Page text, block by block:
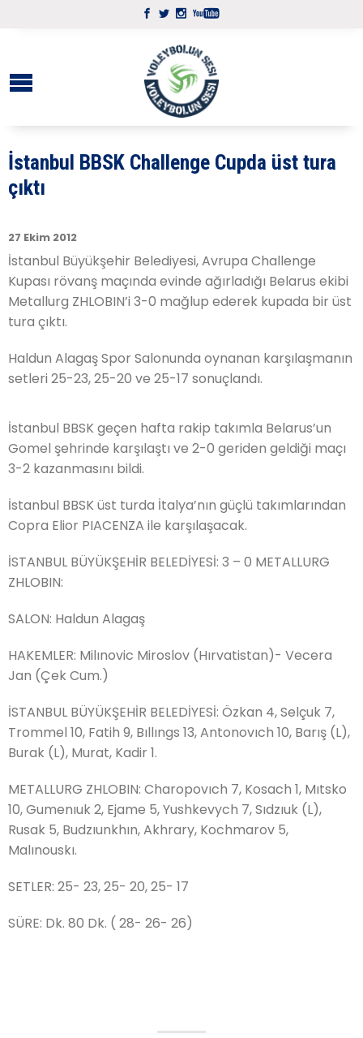
İstanbul BBSK Challenge Cupda üst tura
çıktı
27 Ekim 2012
İstanbul Büyükşehir Belediyesi, Avrupa Challenge
Kupası rövanş maçında evinde ağırladığı Belarus ekibi
Metallurg ZHLOBIN’i 3-0 mağlup ederek kupada bir üst
tura çıktı.
Haldun Alagaş Spor Salonunda oynanan karşılaşmanın
setleri 25-23, 25-20 ve 25-17 sonuçlandı.
İstanbul BBSK geçen hafta rakip takımla Belarus’un
Gomel şehrinde karşılaştı ve 2-0 geriden geldiği maçı
3-2 kazanmasını bildi.
İstanbul BBSK üst turda İtalya’nın güçlü takımlarından
Copra Elior PIACENZA ile karşılaşacak.
İSTANBUL BÜYÜKŞEHİR BELEDİYESİ: 3 – 0 METALLURG
ZHLOBIN:
SALON: Haldun Alagaş
HAKEMLER: Milınovic Miroslov (Hırvatistan)- Vecera
Jan (Çek Cum.)
İSTANBUL BÜYÜKŞEHİR BELEDİYESİ: Özkan 4, Selçuk 7,
Trommel 10, Fatih 9, Bıllıngs 13, Antonovıch 10, Barış (L),
Burak (L), Murat, Kadir 1.
METALLURG ZHLOBIN: Charopovıch 7, Kosach 1, Mıtsko
10, Gumenıuk 2, Ejame 5, Yushkevych 7, Sıdzıuk (L),
Rusak 5, Budzıunkhın, Akhrary, Kochmarov 5,
Malınouskı.
SETLER: 25- 23, 25- 20, 25- 17
SÜRE: Dk. 80 Dk. ( 28- 26- 26)